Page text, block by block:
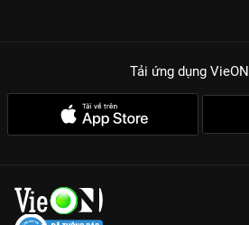
Tải ứng dụng VieON